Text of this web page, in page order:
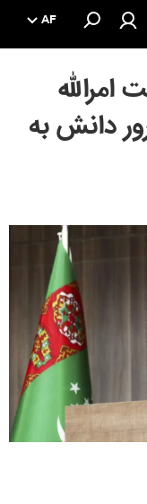
AF
دانش به